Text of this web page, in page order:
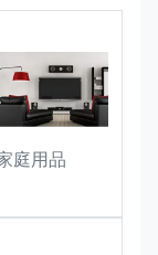
状態を維持し
庭用品